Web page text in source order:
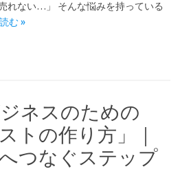
れない…」 そんな悩みを持っている
む »
ネスのための
トの作り方」｜
つなぐステップ